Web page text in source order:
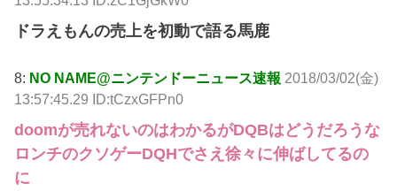
ドラえもんの売上を初動で語る馬鹿
8: NO NAME@ニンテンドーニュース速報 2018/03/02(金)
13:57:45.29 ID:tCzxGFPn0
doomが売れないのはわかるがDQBはどうだろうな
ロンチのクソゲーDQHでさえ徐々に伸ばしてるの
に